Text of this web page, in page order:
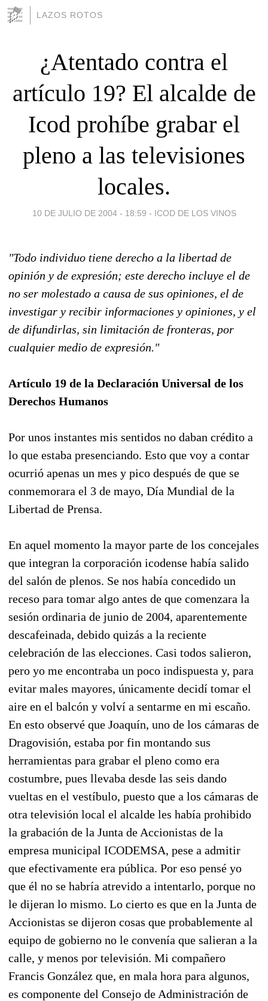
LAZOS ROTOS
¿Atentado contra el
artículo 19? El alcalde de
Icod prohíbe grabar el
pleno a las televisiones
locales.
10 DE JULIO DE 2004 - 18:59 - ICOD DE LOS VINOS
"Todo individuo tiene derecho a la libertad de
opinión y de expresión; este derecho incluye el de
no ser molestado a causa de sus opiniones, el de
investigar y recibir informaciones y opiniones, y el
de difundirlas, sin limitación de fronteras, por
cualquier medio de expresión."
Artículo 19 de la Declaración Universal de los
Derechos Humanos
Por unos instantes mis sentidos no daban crédito a
lo que estaba presenciando. Esto que voy a contar
ocurrió apenas un mes y pico después de que se
conmemorara el 3 de mayo, Día Mundial de la
Libertad de Prensa.
En aquel momento la mayor parte de los concejales
que integran la corporación icodense había salido
del salón de plenos. Se nos había concedido un
receso para tomar algo antes de que comenzara la
sesión ordinaria de junio de 2004, aparentemente
descafeinada, debido quizás a la reciente
celebración de las elecciones. Casi todos salieron,
pero yo me encontraba un poco indispuesta y, para
evitar males mayores, únicamente decidí tomar el
aire en el balcón y volví a sentarme en mi escaño.
En esto observé que Joaquín, uno de los cámaras de
Dragovisión, estaba por fin montando sus
herramientas para grabar el pleno como era
costumbre, pues llevaba desde las seis dando
vueltas en el vestíbulo, puesto que a los cámaras de
otra televisión local el alcalde les había prohibido
la grabación de la Junta de Accionistas de la
empresa municipal ICODEMSA, pese a admitir
que efectivamente era pública. Por eso pensé yo
que él no se habría atrevido a intentarlo, porque no
le dijeran lo mismo. Lo cierto es que en la Junta de
Accionistas se dijeron cosas que probablemente al
equipo de gobierno no le convenía que salieran a la
calle, y menos por televisión. Mi compañero
Francis González que, en mala hora para algunos,
es componente del Consejo de Administración de